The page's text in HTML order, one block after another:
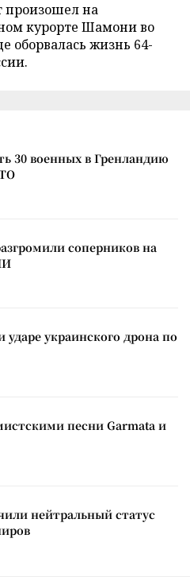
произошел на
курорте Шамони во
оборвалась жизнь 64-
30 военных в Гренландию
соперников на
ударе украинского дрона по
песни Garmata и
нейтральный статус